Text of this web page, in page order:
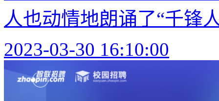
人也动情地朗诵了“千锋
2023-03-30 16:10:00